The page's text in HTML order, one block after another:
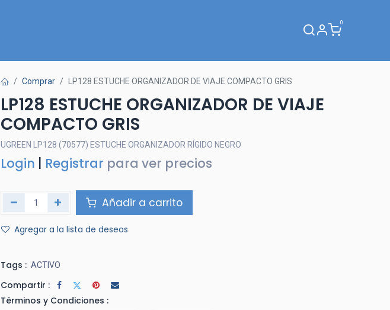
0
Comprar LP128 ESTUCHE ORGANIZADOR DE VIAJE COMPACTO GRIS
LP128 ESTUCHE ORGANIZADOR DE VIAJE
COMPACTO GRIS
UGREEN LP128 (70577) ESTUCHE ORGANIZADOR RÍGIDO NEGRO
Login Registrar para ver precios
Añadir a carrito
Agregar a la lista de deseos
Tags : ACTIVO
Compartir :
Términos y Condiciones :